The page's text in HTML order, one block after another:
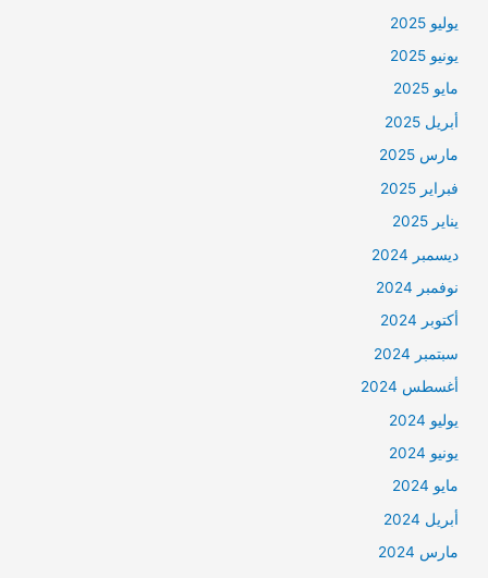
يوليو 2025
يونيو 2025
مايو 2025
أبريل 2025
مارس 2025
فبراير 2025
يناير 2025
ديسمبر 2024
نوفمبر 2024
أكتوبر 2024
سبتمبر 2024
أغسطس 2024
يوليو 2024
يونيو 2024
مايو 2024
أبريل 2024
مارس 2024